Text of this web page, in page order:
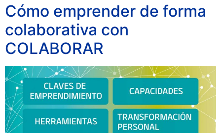
Cómo emprender de forma
colaborativa con
COLABORAR